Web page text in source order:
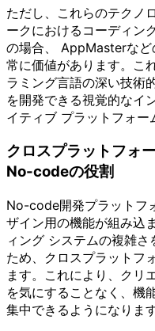
ただし、これらのテクノ
ークにおけるコーディン
の場合、 AppMasterな
常に価値があります。こ
ラミング言語の深い技術
を開発できる視覚的なイ
イティブ プラットフォー
クロスプラットフォ
No-codeの役割
No-code開発プラットフ
ザイン用の機能が組み込
ィング システムの複雑
ため、クロスプラットフ
ます。これにより、クリ
を気にすることなく、機
集中できるようになります